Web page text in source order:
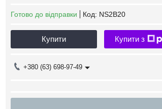
Готово до відправки Код: NS2B20
Купити Купити з
+380 (63) 698-97-49